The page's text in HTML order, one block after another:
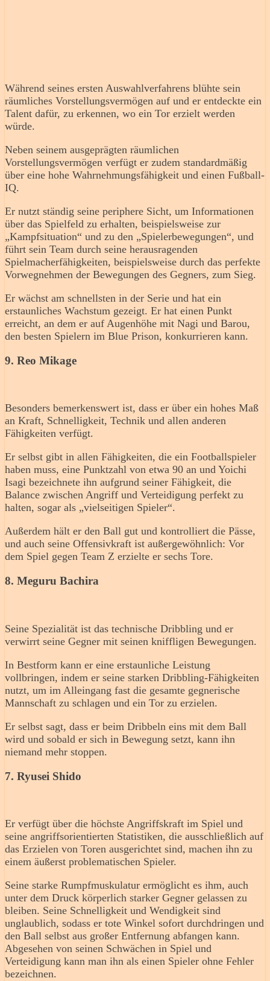
Während seines ersten Auswahlverfahrens blühte sein
räumliches Vorstellungsvermögen auf und er entdeckte ein
Talent dafür, zu erkennen, wo ein Tor erzielt werden
würde.
Neben seinem ausgeprägten räumlichen
Vorstellungsvermögen verfügt er zudem standardmäßig
über eine hohe Wahrnehmungsfähigkeit und einen Fußball-
IQ.
Er nutzt ständig seine periphere Sicht, um Informationen
über das Spielfeld zu erhalten, beispielsweise zur
„Kampfsituation“ und zu den „Spielerbewegungen“, und
führt sein Team durch seine herausragenden
Spielmacherfähigkeiten, beispielsweise durch das perfekte
Vorwegnehmen der Bewegungen des Gegners, zum Sieg.
Er wächst am schnellsten in der Serie und hat ein
erstaunliches Wachstum gezeigt. Er hat einen Punkt
erreicht, an dem er auf Augenhöhe mit Nagi und Barou,
den besten Spielern im Blue Prison, konkurrieren kann.
9. Reo Mikage
Besonders bemerkenswert ist, dass er über ein hohes Maß
an Kraft, Schnelligkeit, Technik und allen anderen
Fähigkeiten verfügt.
Er selbst gibt in allen Fähigkeiten, die ein Footballspieler
haben muss, eine Punktzahl von etwa 90 an und Yoichi
Isagi bezeichnete ihn aufgrund seiner Fähigkeit, die
Balance zwischen Angriff und Verteidigung perfekt zu
halten, sogar als „vielseitigen Spieler“.
Außerdem hält er den Ball gut und kontrolliert die Pässe,
und auch seine Offensivkraft ist außergewöhnlich: Vor
dem Spiel gegen Team Z erzielte er sechs Tore.
8. Meguru Bachira
Seine Spezialität ist das technische Dribbling und er
verwirrt seine Gegner mit seinen kniffligen Bewegungen.
In Bestform kann er eine erstaunliche Leistung
vollbringen, indem er seine starken Dribbling-Fähigkeiten
nutzt, um im Alleingang fast die gesamte gegnerische
Mannschaft zu schlagen und ein Tor zu erzielen.
Er selbst sagt, dass er beim Dribbeln eins mit dem Ball
wird und sobald er sich in Bewegung setzt, kann ihn
niemand mehr stoppen.
7. Ryusei Shido
Er verfügt über die höchste Angriffskraft im Spiel und
seine angriffsorientierten Statistiken, die ausschließlich auf
das Erzielen von Toren ausgerichtet sind, machen ihn zu
einem äußerst problematischen Spieler.
Seine starke Rumpfmuskulatur ermöglicht es ihm, auch
unter dem Druck körperlich starker Gegner gelassen zu
bleiben. Seine Schnelligkeit und Wendigkeit sind
unglaublich, sodass er tote Winkel sofort durchdringen und
den Ball selbst aus großer Entfernung abfangen kann.
Abgesehen von seinen Schwächen in Spiel und
Verteidigung kann man ihn als einen Spieler ohne Fehler
bezeichnen.